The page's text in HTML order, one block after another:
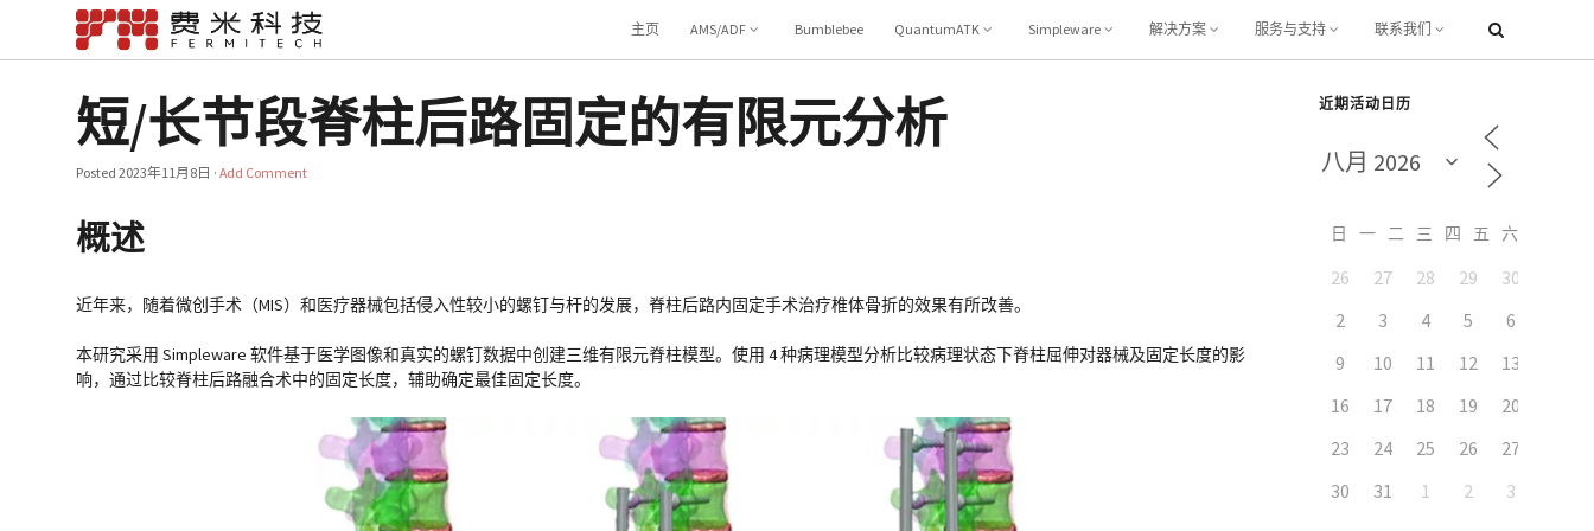
主页 AMS/ADF Bumblebee QuantumATK Simpleware 解决方案 服务与支持 联系我们
短/长节段脊柱后路固定的有限元分析
Posted2023年11月8日 ·Add Comment
概述
近年来，随着微创手术（MIS）和医疗器械包括侵入性较小的螺钉与杆的发展，脊柱后路内固定手术治疗椎体骨折的效果有所改善。
本研究采用 Simpleware 软件基于医学图像和真实的螺钉数据中创建三维有限元脊柱模型。使用 4 种病理模型分析比较病理状态下脊柱屈伸对器械及固定长度的影
响，通过比较脊柱后路融合术中的固定长度，辅助确定最佳固定长度。
近期活动日历
日 一 二 三 四 五
26 27 28 29 30
2
3 4 5 6
9
10 11 12 13
16
17 18 19 20
23
24 25 26 27
30
31 1 2 3